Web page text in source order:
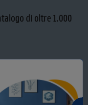
di oltre 1.000